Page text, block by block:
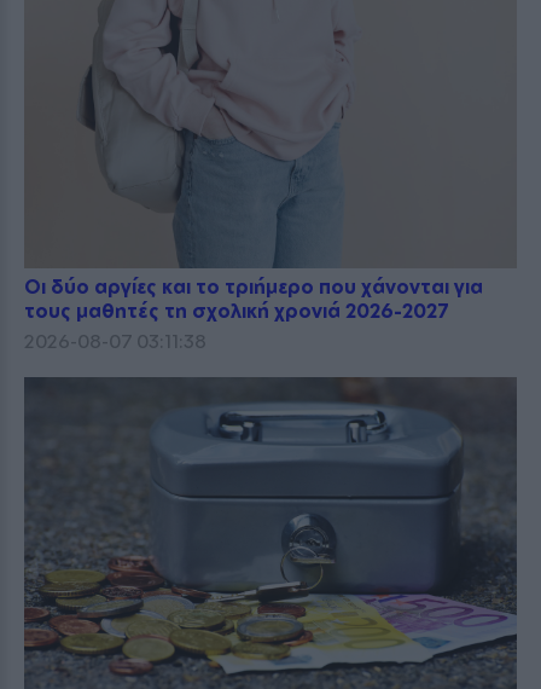
Οι δύο αργίες και το τριήμερο που χάνονται για
τους μαθητές τη σχολική χρονιά 2026-2027
2026-08-07 03:11:38